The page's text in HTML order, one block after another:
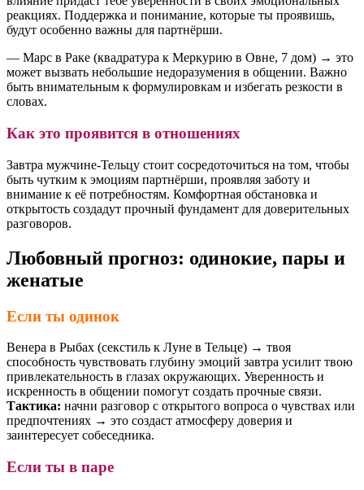
реакциях. Поддержка и понимание, которые ты проявишь,
будут особенно важны для партнёрши.
— Марс в Раке (квадратура к Меркурию в Овне, 7 дом) → это
может вызвать небольшие недоразумения в общении. Важно
быть внимательным к формулировкам и избегать резкости в
словах.
Как это проявится в отношениях
Завтра мужчине-Тельцу стоит сосредоточиться на том, чтобы
быть чутким к эмоциям партнёрши, проявляя заботу и
внимание к её потребностям. Комфортная обстановка и
открытость создадут прочный фундамент для доверительных
разговоров.
Любовный прогноз: одинокие, пары и
женатые
Если ты одинок
Венера в Рыбах (секстиль к Луне в Тельце) → твоя
способность чувствовать глубину эмоций завтра усилит твою
привлекательность в глазах окружающих. Уверенность и
искренность в общении помогут создать прочные связи.
Тактика: начни разговор с открытого вопроса о чувствах или
предпочтениях → это создаст атмосферу доверия и
заинтересует собеседника.
Если ты в паре